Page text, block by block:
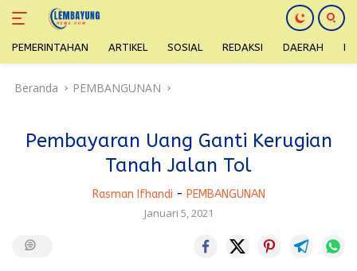
PEMERINTAHAN ARTIKEL SOSIAL REDAKSI DAERAH
Beranda PEMBANGUNAN
Pembayaran Uang Ganti Kerugian
Tanah Jalan Tol
Rasman Ifhandi - PEMBANGUNAN
Januari 5, 2021